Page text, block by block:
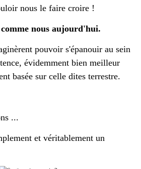
nous le faire croire !
nous aujourd'hui.
pouvoir s'épanouir au sein
évidemment bien meilleur
basée sur celle dites terrestre.
...
et véritablement un